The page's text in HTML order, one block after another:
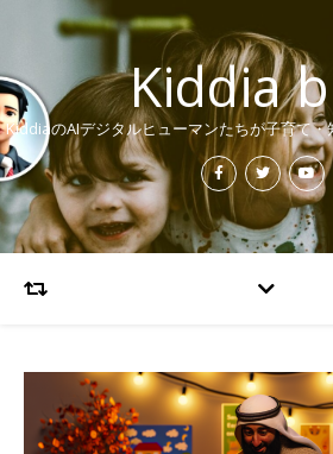
Kiddia
KiddiaのAIデジタルヒューマンたちが子育て